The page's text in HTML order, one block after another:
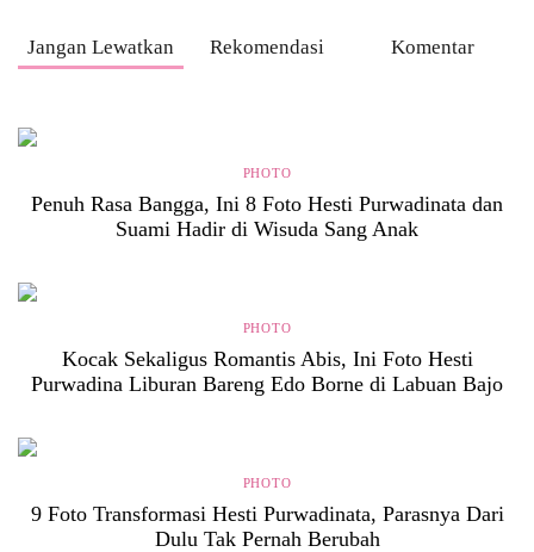
Jangan Lewatkan Rekomendasi Komentar
PHOTO
Penuh Rasa Bangga, Ini 8 Foto Hesti Purwadinata dan
Suami Hadir di Wisuda Sang Anak
PHOTO
Kocak Sekaligus Romantis Abis, Ini Foto Hesti
Purwadina Liburan Bareng Edo Borne di Labuan Bajo
PHOTO
9 Foto Transformasi Hesti Purwadinata, Parasnya Dari
Dulu Tak Pernah Berubah